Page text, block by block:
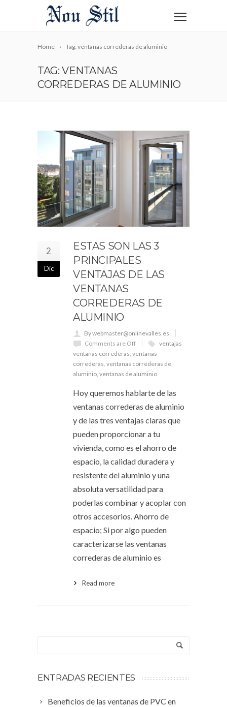
Home Tag: ventanas correderas de aluminio
TAG: VENTANAS
CORREDERAS DE ALUMINIO
2
Dic
ESTAS SON LAS 3
PRINCIPALES
VENTAJAS DE LAS
VENTANAS
CORREDERAS DE
ALUMINIO
By webmaster@onlinevalles.es
Comments are Off
ventajas
ventanas correderas, ventanas
correderas, ventanas correderas de
aluminio, ventanas de aluminio
Hoy queremos hablarte de las
ventanas correderas de aluminio
y de las tres ventajas claras que
pueden proporcionar a tu
vivienda, como es el ahorro de
espacio, la calidad duradera y
resistente del aluminio y una
absoluta versatilidad para
poderlas combinar y acoplar con
otros accesorios. Ahorro de
espacio; Si por algo pueden
caracterizarse las ventanas
correderas de aluminio es
Read more
ENTRADAS RECIENTES
Beneficios de las ventanas de PVC en